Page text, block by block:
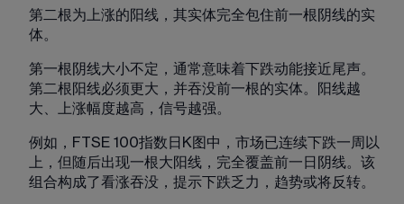
第二根为上涨的阳线，其实体完全包住前一根阴线的实
体。
第一根阴线大小不定，通常意味着下跌动能接近尾声。
第二根阳线必须更大，并吞没前一根的实体。阳线越
大、上涨幅度越高，信号越强。
例如，FTSE 100指数日K图中，市场已连续下跌一周以
上，但随后出现一根大阳线，完全覆盖前一日阴线。该
组合构成了看涨吞没，提示下跌乏力，趋势或将反转。